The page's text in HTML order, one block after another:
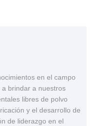
en el campo
brindar a nuestros
libres de polvo
y el desarrollo de
de liderazgo en el